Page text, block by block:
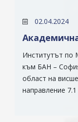
02.04.2024
Институтът по
към БАН –
област на
направление